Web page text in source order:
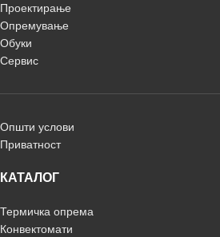
Проектирање
Опремување
Обуки
Сервис
Општи услови
Приватност
КАТАЛОГ
Термичка опрема
Конвектомати